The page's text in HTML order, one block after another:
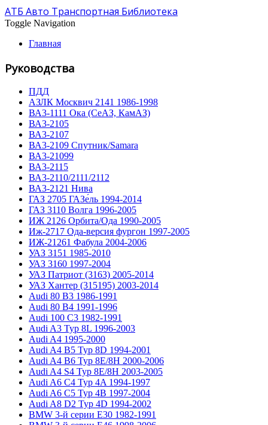
АТБ Авто Транспортная Библиотека
Toggle Navigation
Главная
Руководства
ПДД
АЗЛК Москвич 2141 1986-1998
ВА3-1111 Ока (СеАЗ, КамАЗ)
ВА3-2105
ВА3-2107
ВА3-2109 Спутник/Samara
ВА3-21099
ВА3-2115
ВА3-2110/2111/2112
ВА3-2121 Нива
ГАЗ 2705 ГАЗе́ль 1994-2014
ГАЗ 3110 Волга 1996-2005
ИЖ 2126 Орбита/Ода 1990-2005
Иж-2717 Ода-версия фургон 1997-2005
ИЖ-21261 Фабула 2004-2006
УАЗ 3151 1985-2010
УАЗ 3160 1997-2004
УАЗ Патриот (3163) 2005-2014
УАЗ Хантер (315195) 2003-2014
Audi 80 B3 1986-1991
Audi 80 B4 1991-1996
Audi 100 C3 1982-1991
Audi A3 Typ 8L 1996-2003
Audi A4 1995-2000
Audi A4 B5 Typ 8D 1994-2001
Audi A4 B6 Typ 8E/8H 2000-2006
Audi A4 S4 Typ 8E/8H 2003-2005
Audi A6 C4 Typ 4A 1994-1997
Audi A6 C5 Typ 4B 1997-2004
Audi A8 D2 Typ 4D 1994-2002
BMW 3-й серии E30 1982-1991